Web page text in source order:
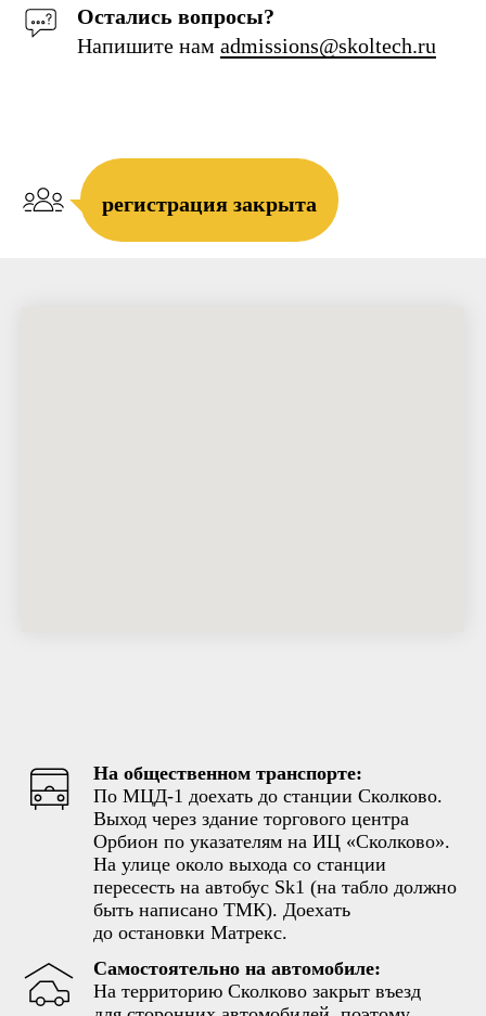
Остались вопросы?
Напишите нам admissions@skoltech.ru
регистрация закрыта
На общественном транспорте:
По МЦД-1 доехать до станции Сколково.
Выход через здание торгового центра
Орбион по указателям на ИЦ «Сколково».
На улице около выхода со станции
пересесть на автобус Sk1 (на табло должно
быть написано ТМК). Доехать
до остановки Матрекс.
Самостоятельно на автомобиле:
На территорию Сколково закрыт въезд